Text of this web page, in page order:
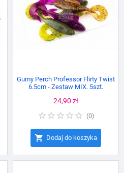
Gumy Perch Professor Flirty Twist
6.5cm - Zestaw MIX. 5szt.
Cena
24,90 zł
(0)
 Dodaj do koszyka